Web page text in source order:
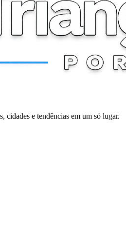
e tendências em um só lugar.